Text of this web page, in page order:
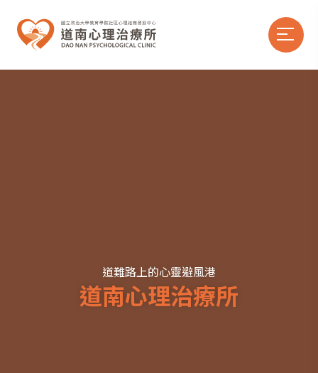
道難路上的心靈避風港
道南心理治療所